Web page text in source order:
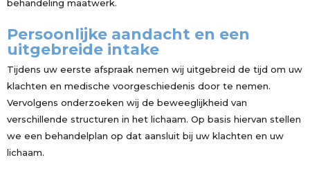
behandeling maatwerk.
Persoonlijke aandacht en een
uitgebreide intake
Tijdens uw eerste afspraak nemen wij uitgebreid de tijd om uw
klachten en medische voorgeschiedenis door te nemen.
Vervolgens onderzoeken wij de beweeglijkheid van
verschillende structuren in het lichaam. Op basis hiervan stellen
we een behandelplan op dat aansluit bij uw klachten en uw
lichaam.